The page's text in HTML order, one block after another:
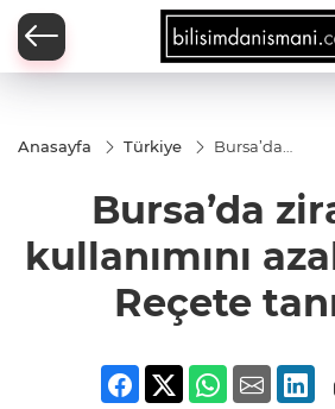
Anasayfa Türkiye
Bursa’da
azaltacak
B-Reçete
Bursa’da
kullanımını
Reçete